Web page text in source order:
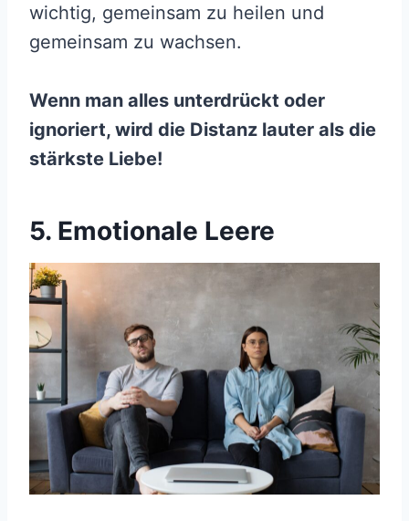
wichtig, gemeinsam zu heilen und
gemeinsam zu wachsen.
Wenn man alles unterdrückt oder
ignoriert, wird die Distanz lauter als die
stärkste Liebe!
5. Emotionale Leere